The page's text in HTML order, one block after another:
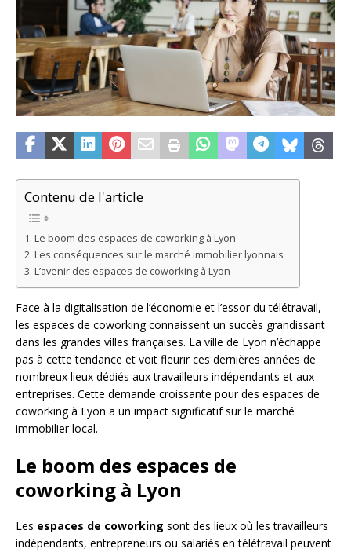
Contenu de l'article
Le boom des espaces de coworking à Lyon
Les conséquences sur le marché immobilier lyonnais
L’avenir des espaces de coworking à Lyon
Face à la digitalisation de l’économie et l’essor du télétravail,
les espaces de coworking connaissent un succès grandissant
dans les grandes villes françaises. La ville de Lyon n’échappe
pas à cette tendance et voit fleurir ces dernières années de
nombreux lieux dédiés aux travailleurs indépendants et aux
entreprises. Cette demande croissante pour des espaces de
coworking à Lyon a un impact significatif sur le marché
immobilier local.
Le boom des espaces de
coworking à Lyon
Les espaces de coworking sont des lieux où les travailleurs
indépendants, entrepreneurs ou salariés en télétravail peuvent